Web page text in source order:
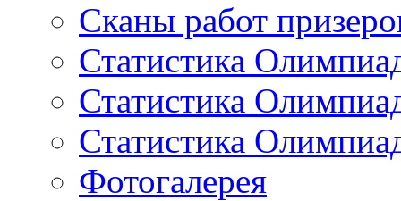
Сканы работ
Статистика
Статистика
Статистика
Фотогалерея